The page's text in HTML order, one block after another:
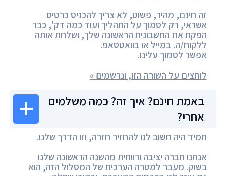
זה חינם, מהיר, פשוט, לא צריך להכניס כרטיס
אשראי, רק לסמוך על התהליך ועוד כמה דק', כבר
הפקת את החשבונית הראשונה שלך, ושלחת אותה
ללקוח/ה. במייל או בוואטסאפ.
אפשר לסמוך עלינו.
לוחצים על השורה הזו, ונרשמים »
באמת חינם? איך זה? כמה משלמים
אחרי?
תמיד היה חשוב לנו להחזיר חזרה, וזו הדרך שלנו.
אנחנו חברה יציבה ורווחית מהשנה הראשונה שלנו
בשוק. מעבר למטרה הערכית של המסלול הזה, הוא